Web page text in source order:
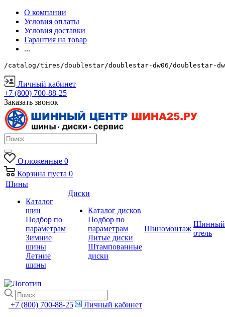
О компании
Условия оплаты
Условия доставки
Гарантия на товар
...
/catalog/tires/doublestar/doublestar-dw06/doublestar-
Личный кабинет
+7 (800) 700-88-25
Заказать звонок
Отложенные 0
Корзина пуста 0
Шины
Каталог
шин
Подбор по
параметрам
Зимние
шины
Летние
шины
Диски
Каталог дисков
Подбор по
параметрам
Литые диски
Штампованные
диски
Шиномонтаж
Шинный
отель
+7 (800) 700-88-25
Личный кабинет